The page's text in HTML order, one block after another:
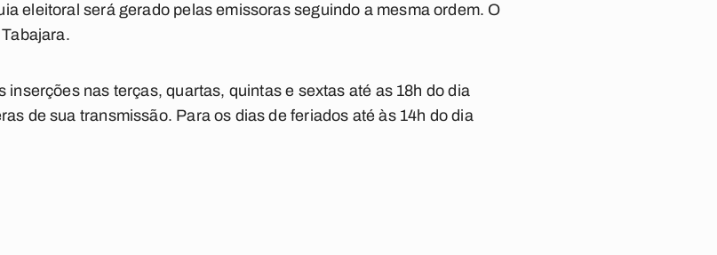
eleitoral será gerado pelas emissoras seguindo a mesma ordem. O
inserções nas terças, quartas, quintas e sextas até as 18h do dia
de sua transmissão. Para os dias de feriados até às 14h do dia